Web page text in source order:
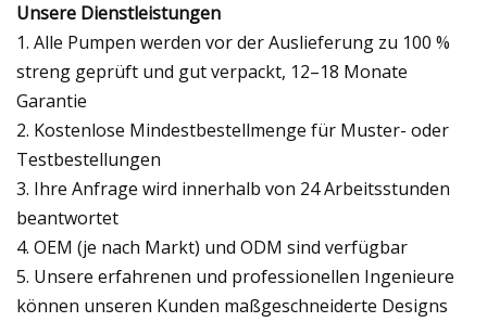
Unsere Dienstleistungen
1. Alle Pumpen werden vor der Auslieferung zu 100 %
streng geprüft und gut verpackt, 12–18 Monate
Garantie
2. Kostenlose Mindestbestellmenge für Muster- oder
Testbestellungen
3. Ihre Anfrage wird innerhalb von 24 Arbeitsstunden
beantwortet
4. OEM (je nach Markt) und ODM sind verfügbar
5. Unsere erfahrenen und professionellen Ingenieure
können unseren Kunden maßgeschneiderte Designs